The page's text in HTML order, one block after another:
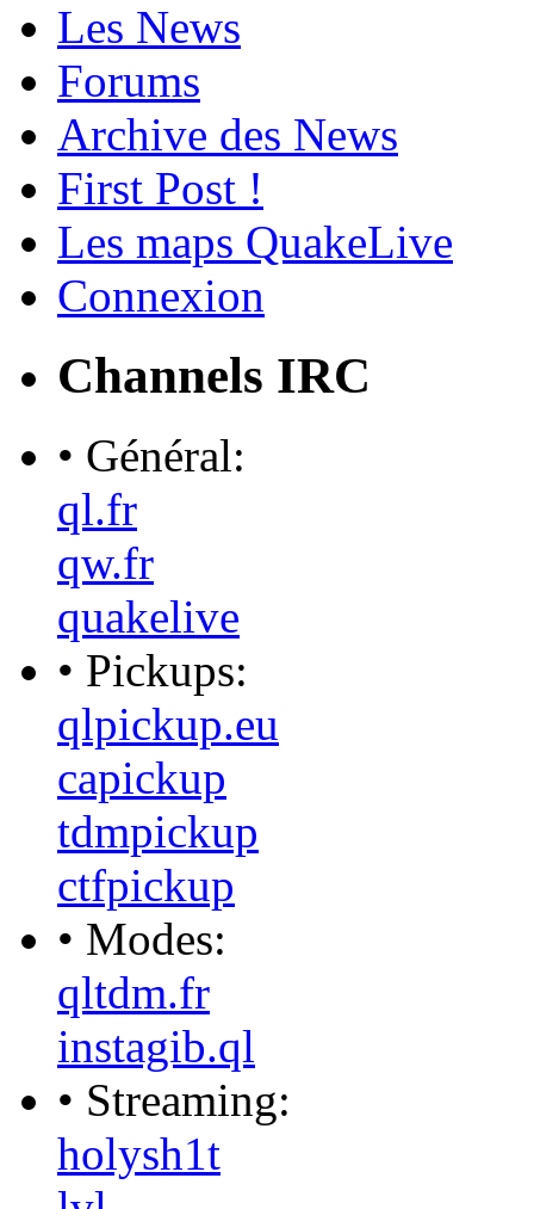
Les News
Forums
Archive des News
First Post !
Les maps QuakeLive
Connexion
Channels IRC
• Général:
ql.fr
qw.fr
quakelive
• Pickups:
qlpickup.eu
capickup
tdmpickup
ctfpickup
• Modes:
qltdm.fr
instagib.ql
• Streaming:
holysh1t